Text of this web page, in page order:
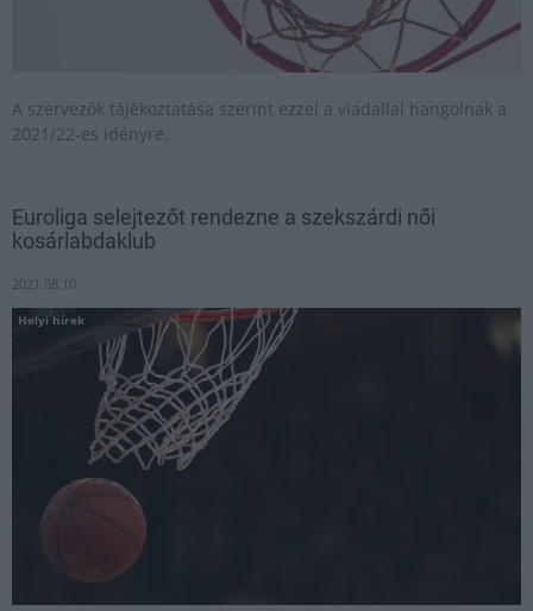
A szervezők tájékoztatása szerint ezzel a viadallal hangolnak a
2021/22-es idényre.
Euroliga selejtezőt rendezne a szekszárdi női
kosárlabdaklub
2021.08.10
Helyi hírek